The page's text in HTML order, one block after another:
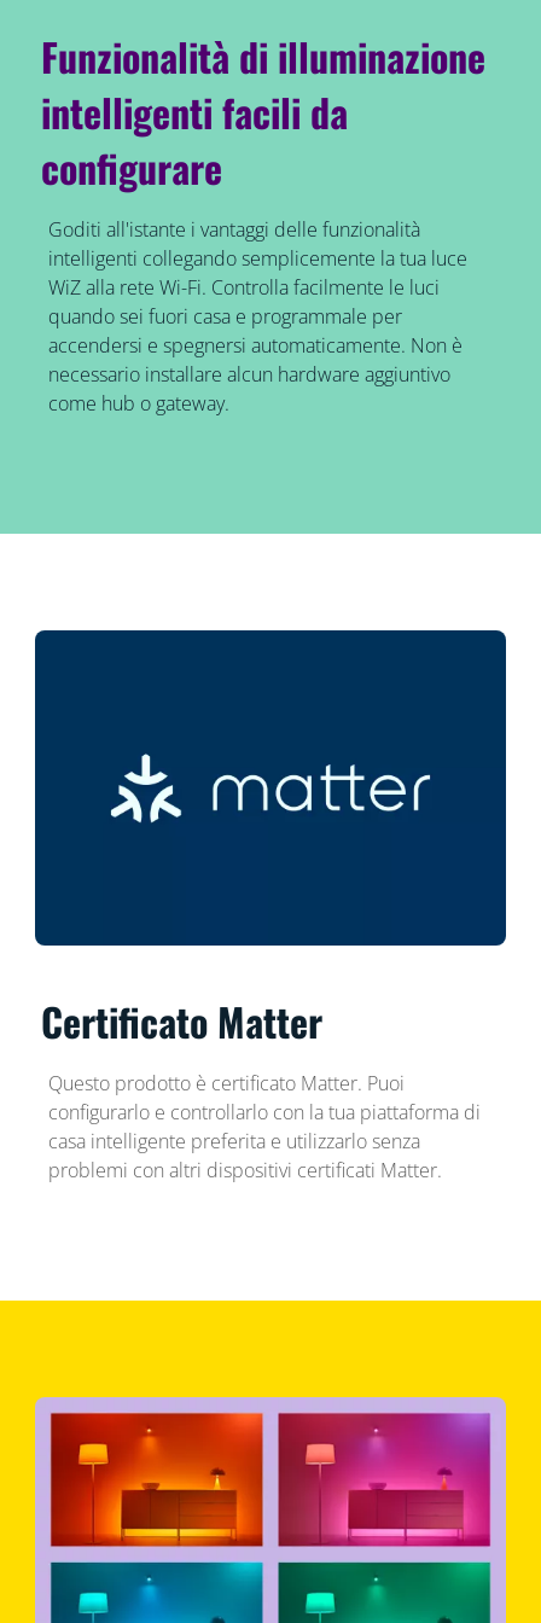
Funzionalità di illuminazione
intelligenti facili da
configurare
Goditi all'istante i vantaggi delle funzionalità
intelligenti collegando semplicemente la tua luce
WiZ alla rete Wi-Fi. Controlla facilmente le luci
quando sei fuori casa e programmale per
accendersi e spegnersi automaticamente. Non è
necessario installare alcun hardware aggiuntivo
come hub o gateway.
Certificato Matter
Questo prodotto è certificato Matter. Puoi
configurarlo e controllarlo con la tua piattaforma di
casa intelligente preferita e utilizzarlo senza
problemi con altri dispositivi certificati Matter.